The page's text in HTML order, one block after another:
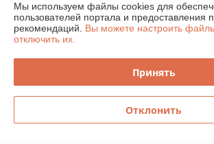
О нас
Контакты
График работы
Мы используем файлы cookies для
пользователей портала и предоставления
рекомендаций. Вы можете настроить
отключить их.
Принять
Отклонить